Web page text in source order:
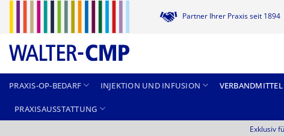
springen
Partner Ihrer Praxis seit 1894
PRAXIS-OP-BEDARF INJEKTION UND INFUSION VERBANDMITTEL
PRAXISAUSSTATTUNG
Exklusiv